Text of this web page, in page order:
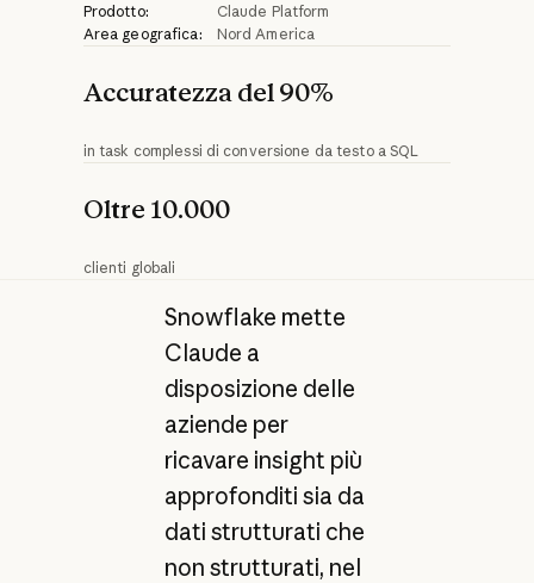
Prodotto:
Claude Platform
Area geografica:
Nord America
Accuratezza del 90%
in task complessi di conversione da testo a SQL
Oltre 10.000
clienti globali
Snowflake mette
Claude a
disposizione delle
aziende per
ricavare insight più
approfonditi sia da
dati strutturati che
non strutturati, nel